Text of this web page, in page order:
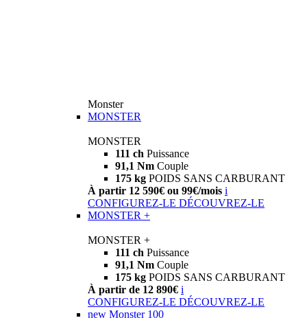
Monster
MONSTER
MONSTER
111 ch Puissance
91,1 Nm Couple
175 kg POIDS SANS CARBURANT
À partir 12 590€ ou 99€/mois i
CONFIGUREZ-LE DÉCOUVREZ-LE
MONSTER +
MONSTER +
111 ch Puissance
91,1 Nm Couple
175 kg POIDS SANS CARBURANT
À partir de 12 890€ i
CONFIGUREZ-LE DÉCOUVREZ-LE
new Monster 100